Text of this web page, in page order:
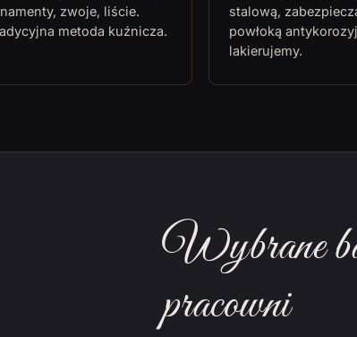
zwoje, liście.
metoda kuźnicza.
stalową,
powłoką
lakierujemy.
Wybrane
pracowni